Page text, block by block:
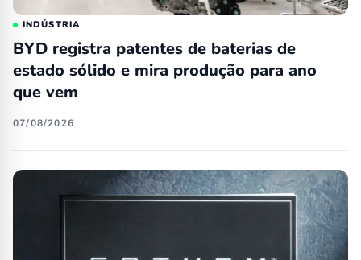
INDÚSTRIA
BYD registra patentes de baterias de
estado sólido e mira produção para ano
que vem
07/08/2026